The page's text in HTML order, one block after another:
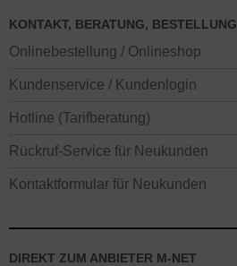
KONTAKT, BERATUNG, BESTELLUNG
Onlinebestellung / Onlineshop
Kundenservice / Kundenlogin
Hotline (Tarifberatung)
Rückruf-Service für Neukunden
Kontaktformular für Neukunden
DIREKT ZUM ANBIETER M-NET